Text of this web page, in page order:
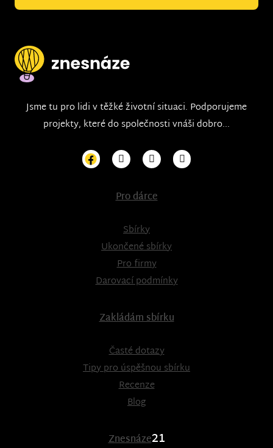
Jsme tu pro lidi v těžké životní situaci. Podporujeme
projekty, které do společnosti vnáši dobro...
Pro dárce
Sbírky
Ukončené sbírky
Pro firmy
Darovací podmínky
Zakládám sbírku
Časté dotazy
Tipy pro úspěšnou sbírku
Recenze
Blog
Znesnáze21